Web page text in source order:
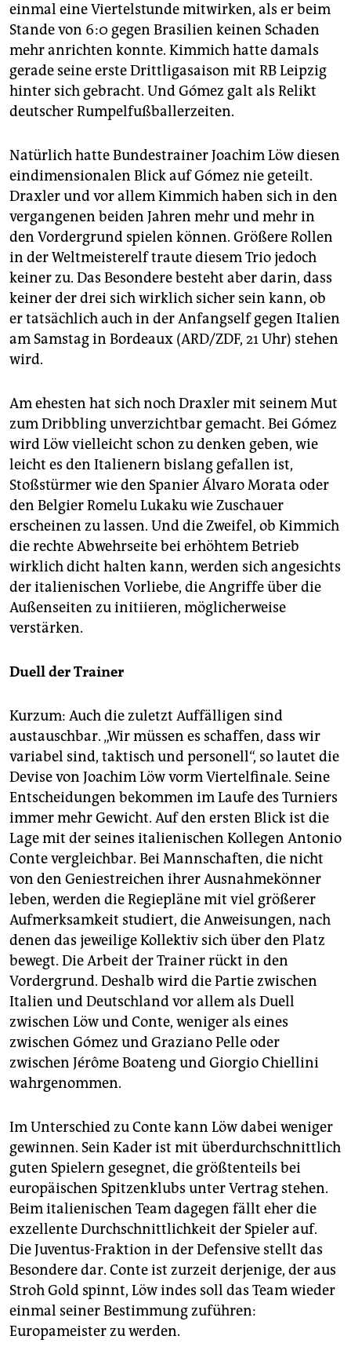
einmal eine Viertelstunde mitwirken, als er beim
Stande von 6:0 gegen Brasilien keinen Schaden
mehr anrichten konnte. Kimmich hatte damals
gerade seine erste Drittligasaison mit RB Leipzig
hinter sich gebracht. Und Gómez galt als Relikt
deutscher Rumpelfußballerzeiten.
Natürlich hatte Bundestrainer Joachim Löw diesen
eindimensionalen Blick auf Gómez nie geteilt.
Draxler und vor allem Kimmich haben sich in den
vergangenen beiden Jahren mehr und mehr in
den Vordergrund spielen können. Größere Rollen
in der Weltmeisterelf traute diesem Trio jedoch
keiner zu. Das Besondere besteht aber darin, dass
keiner der drei sich wirklich sicher sein kann, ob
er tatsächlich auch in der Anfangself gegen Italien
am Samstag in Bordeaux (ARD/ZDF, 21 Uhr) stehen
wird.
Am ehesten hat sich noch Draxler mit seinem Mut
zum Dribbling unverzichtbar gemacht. Bei Gómez
wird Löw vielleicht schon zu denken geben, wie
leicht es den Italienern bislang gefallen ist,
Stoßstürmer wie den Spanier Álvaro Morata oder
den Belgier Romelu Lukaku wie Zuschauer
erscheinen zu lassen. Und die Zweifel, ob Kimmich
die rechte Abwehrseite bei erhöhtem Betrieb
wirklich dicht halten kann, werden sich angesichts
der italienischen Vorliebe, die Angriffe über die
Außenseiten zu initiieren, möglicherweise
verstärken.
Duell der Trainer
Kurzum: Auch die zuletzt Auffälligen sind
austauschbar. „Wir müssen es schaffen, dass wir
variabel sind, taktisch und personell“, so lautet die
Devise von Joachim Löw vorm Viertelfinale. Seine
Entscheidungen bekommen im Laufe des Turniers
immer mehr Gewicht. Auf den ersten Blick ist die
Lage mit der seines italienischen Kollegen Antonio
Conte vergleichbar. Bei Mannschaften, die nicht
von den Geniestreichen ihrer Ausnahmekönner
leben, werden die Regiepläne mit viel größerer
Aufmerksamkeit studiert, die Anweisungen, nach
denen das jeweilige Kollektiv sich über den Platz
bewegt. Die Arbeit der Trainer rückt in den
Vordergrund. Deshalb wird die Partie zwischen
Italien und Deutschland vor allem als Duell
zwischen Löw und Conte, weniger als eines
zwischen Gómez und Graziano Pelle oder
zwischen Jérôme Boateng und Giorgio Chiellini
wahrgenommen.
Im Unterschied zu Conte kann Löw dabei weniger
gewinnen. Sein Kader ist mit überdurchschnittlich
guten Spielern gesegnet, die größtenteils bei
europäischen Spitzenklubs unter Vertrag stehen.
Beim italienischen Team dagegen fällt eher die
exzellente Durchschnittlichkeit der Spieler auf.
Die Juventus-Fraktion in der Defensive stellt das
Besondere dar. Conte ist zurzeit derjenige, der aus
Stroh Gold spinnt, Löw indes soll das Team wieder
einmal seiner Bestimmung zuführen:
Europameister zu werden.